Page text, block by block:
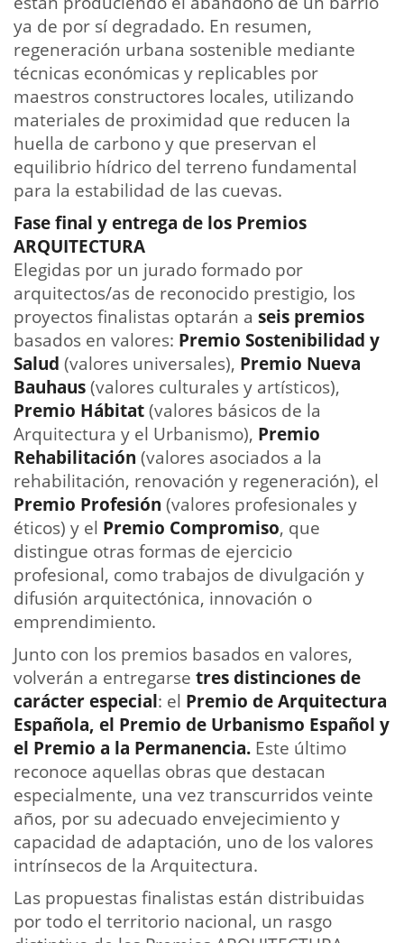
ya de por sí degradado. En resumen,
regeneración urbana sostenible mediante
técnicas económicas y replicables por
maestros constructores locales, utilizando
materiales de proximidad que reducen la
huella de carbono y que preservan el
equilibrio hídrico del terreno fundamental
para la estabilidad de las cuevas.
Fase final y entrega de los Premios
ARQUITECTURA
Elegidas por un jurado formado por
arquitectos/as de reconocido prestigio, los
proyectos finalistas optarán a seis premios
basados en valores: Premio Sostenibilidad y
Salud (valores universales), Premio Nueva
Bauhaus(valores culturales y artísticos),
Premio Hábitat(valores básicos de la
Arquitectura y el Urbanismo), Premio
Rehabilitación (valores asociados a la
rehabilitación, renovación y regeneración), el
Premio Profesión (valores profesionales y
éticos) y el Premio Compromiso, que
distingue otras formas de ejercicio
profesional, como trabajos de divulgación y
difusión arquitectónica, innovación o
emprendimiento.
Junto con los premios basados en valores,
volverán a entregarse tres distinciones de
carácter especial: el Premio de Arquitectura
Española, el Premio de Urbanismo Español y
el Premio a la Permanencia. Este último
reconoce aquellas obras que destacan
especialmente, una vez transcurridos veinte
años, por su adecuado envejecimiento y
capacidad de adaptación, uno de los valores
intrínsecos de la Arquitectura.
Las propuestas finalistas están distribuidas
por todo el territorio nacional, un rasgo